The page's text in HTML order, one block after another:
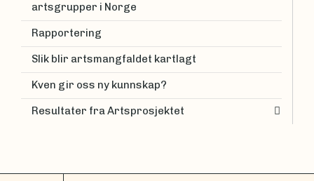
artsgrupper i Norge
Rapportering
Slik blir artsmangfaldet kartlagt
Kven gir oss ny kunnskap?
Resultater fra Artsprosjektet